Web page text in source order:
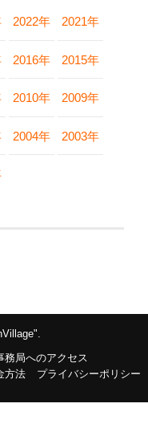
2022年 2021年
2016年 2015年
2010年 2009年
2004年 2003年
務局へのアクセス
方法 プライバシーポリシー